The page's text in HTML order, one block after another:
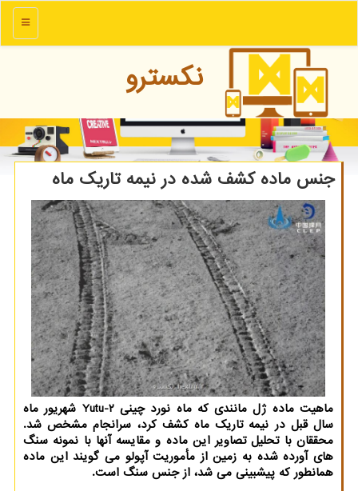
منو
نكسترو
جنس ماده كشف شده در نیمه تاریك ماه
ماهیت ماده ژل مانندی كه ماه نورد چینی Yutu-۲ شهریور ماه
سال قبل در نیمه تاریك ماه كشف كرد، سرانجام مشخص شد.
محققان با تحلیل تصاویر این ماده و مقایسه آنها با نمونه سنگ
های آورده شده به زمین از مأموریت آپولو می گویند این ماده
همانطور كه پیشبینی می شد، از جنس سنگ است.